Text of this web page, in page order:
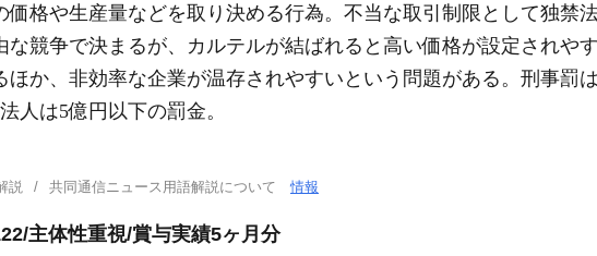
格や生産量などを取り決める行為。不当な取引制限として独禁
な競争で決まるが、カルテルが結ばれると高い価格が設定されや
か、非効率な企業が温存されやすいという問題がある。刑事罰
人は5億円以下の罰金。
説 共同通信ニュース用語解説について情報
主体性重視/賞与実績5ヶ月分